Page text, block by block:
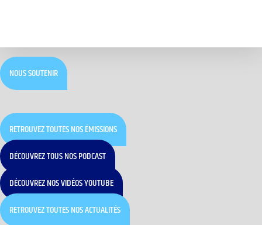
NOUS SOUTENIR
RETROUVEZ TOUTES NOS ÉMISSIONS
DÉCOUVREZ TOUS NOS PODCAST
DÉCOUVREZ NOS VIDÉOS YOUTUBE
RETROUVEZ TOUTES NOS ACTUALITÉS